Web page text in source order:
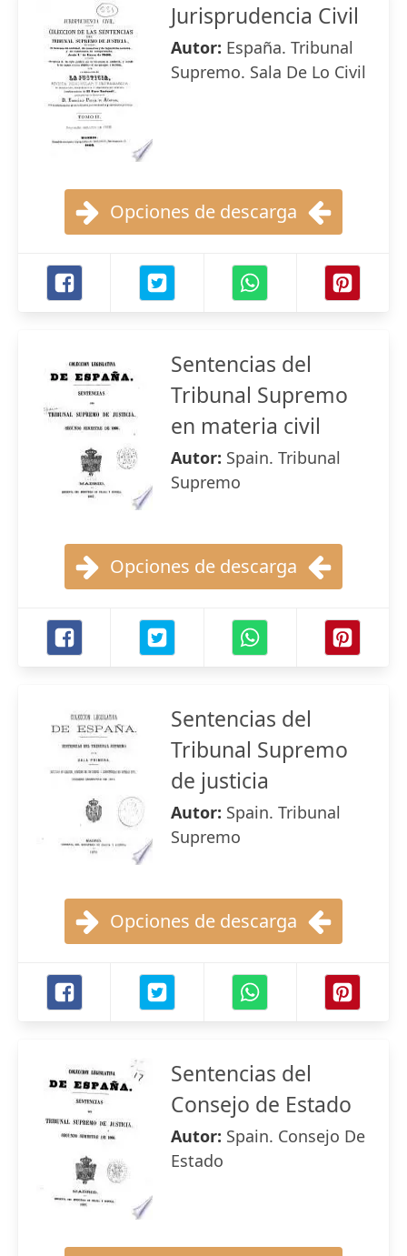
Jurisprudencia Civil
Autor: España. Tribunal
Supremo. Sala De Lo Civil
Opciones de descarga
Sentencias del
Tribunal Supremo
en materia civil
Autor: Spain. Tribunal
Supremo
Opciones de descarga
Sentencias del
Tribunal Supremo
de justicia
Autor: Spain. Tribunal
Supremo
Opciones de descarga
Sentencias del
Consejo de Estado
Autor: Spain. Consejo De
Estado